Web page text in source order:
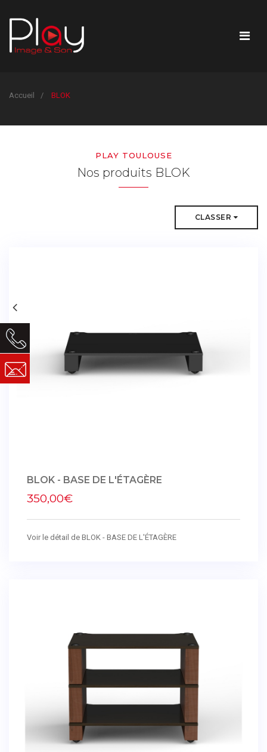
Accueil BLOK
PLAY TOULOUSE
Nos produits BLOK
CLASSER
BLOK - BASE DE L'ÉTAGÈRE
350,00€
Voir le détail de BLOK - BASE DE L'ÉTAGÈRE